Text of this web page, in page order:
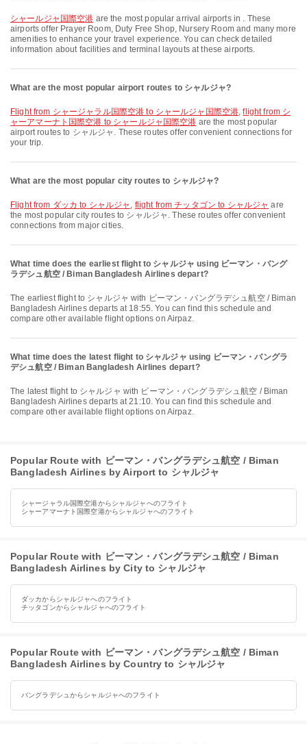
シャールジャ国際空港 are the most popular arrival airports in . These
airports offer Prayer Room, Duty Free Shop, Nursery Room and many more
amenities to enhance your travel experience. You can check detailed
information about facilities and terminal layouts at these airports.
What are the most popular airport routes to シャルジャ?
flight from シャージャラル国際空港 to シャールジャ国際空港,flight from シ
ャーアマーナト国際空港 to シャールジャ国際空港 are the most popular
airport routes to シャルジャ. These routes offer convenient connections for
your trip.
What are the most popular city routes to シャルジャ?
flight from ダッカ to シャルジャ , flight from チッタゴン to シャルジャ are
the most popular city routes to シャルジャ. These routes offer convenient
connections from major cities.
What time does the earliest flight to シャルジャ using ビーマン・バング
ラデシュ航空 / Biman Bangladesh Airlines depart?
The earliest flight to シャルジャ with ビーマン・バングラデシュ航空 / Biman
Bangladesh Airlines departs at 18:55. You can find this schedule and
compare other available flight options on Airpaz.
What time does the latest flight to シャルジャ using ビーマン・バングラ
デシュ航空 / Biman Bangladesh Airlines depart?
The latest flight to シャルジャ with ビーマン・バングラデシュ航空 / Biman
Bangladesh Airlines departs at 21:10. You can find this schedule and
compare other available flight options on Airpaz.
Popular Route with ビーマン・バングラデシュ航空 / Biman
Bangladesh Airlines by Airport to シャルジャ
シャージャラル国際空港からシャルジャへのフライト
シャーアマーナト国際空港からシャルジャへのフライト
Popular Route with ビーマン・バングラデシュ航空 / Biman
Bangladesh Airlines by City to シャルジャ
ダッカからシャルジャへのフライト
チッタゴンからシャルジャへのフライト
Popular Route with ビーマン・バングラデシュ航空 / Biman
Bangladesh Airlines by Country to シャルジャ
バングラデシュからシャルジャへのフライト